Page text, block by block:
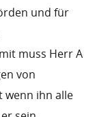
und für
muss Herr A
von
wenn ihn alle